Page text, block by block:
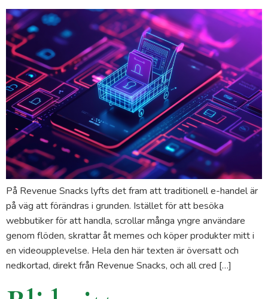
På Revenue Snacks lyfts det fram att traditionell e-handel är
på väg att förändras i grunden. Istället för att besöka
webbutiker för att handla, scrollar många yngre användare
genom flöden, skrattar åt memes och köper produkter mitt i
en videoupplevelse. Hela den här texten är översatt och
nedkortad, direkt från Revenue Snacks, och all cred […]